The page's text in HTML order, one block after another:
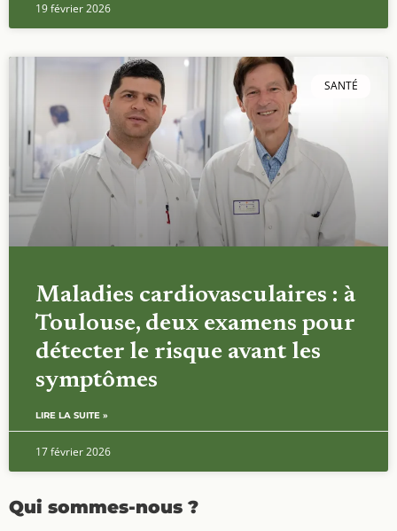
19 février 2026
SANTÉ
Maladies cardiovasculaires : à
Toulouse, deux examens pour
détecter le risque avant les
symptômes
LIRE LA SUITE »
17 février 2026
Qui sommes-nous ?